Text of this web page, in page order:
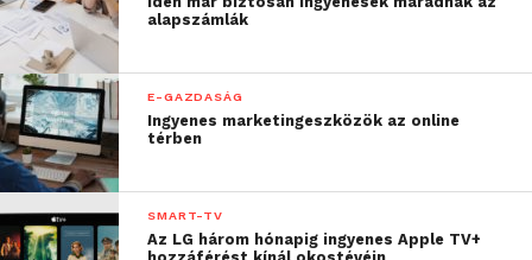
alapszámlák
E-GAZDASÁG
Ingyenes marketingeszközök az online
térben
SMART-TV
Az LG három hónapig ingyenes Apple TV+